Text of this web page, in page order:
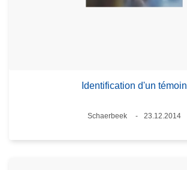
Identification d'un témoin
Lieux
Schaerbeek
23.12.2014